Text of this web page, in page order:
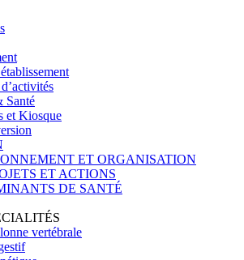
Santé
et Kiosque
ET ORGANISATION
ET ACTIONS
DE SANTÉ
vertébrale